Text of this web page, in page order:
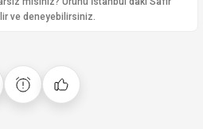
ve deneyebilirsiniz.